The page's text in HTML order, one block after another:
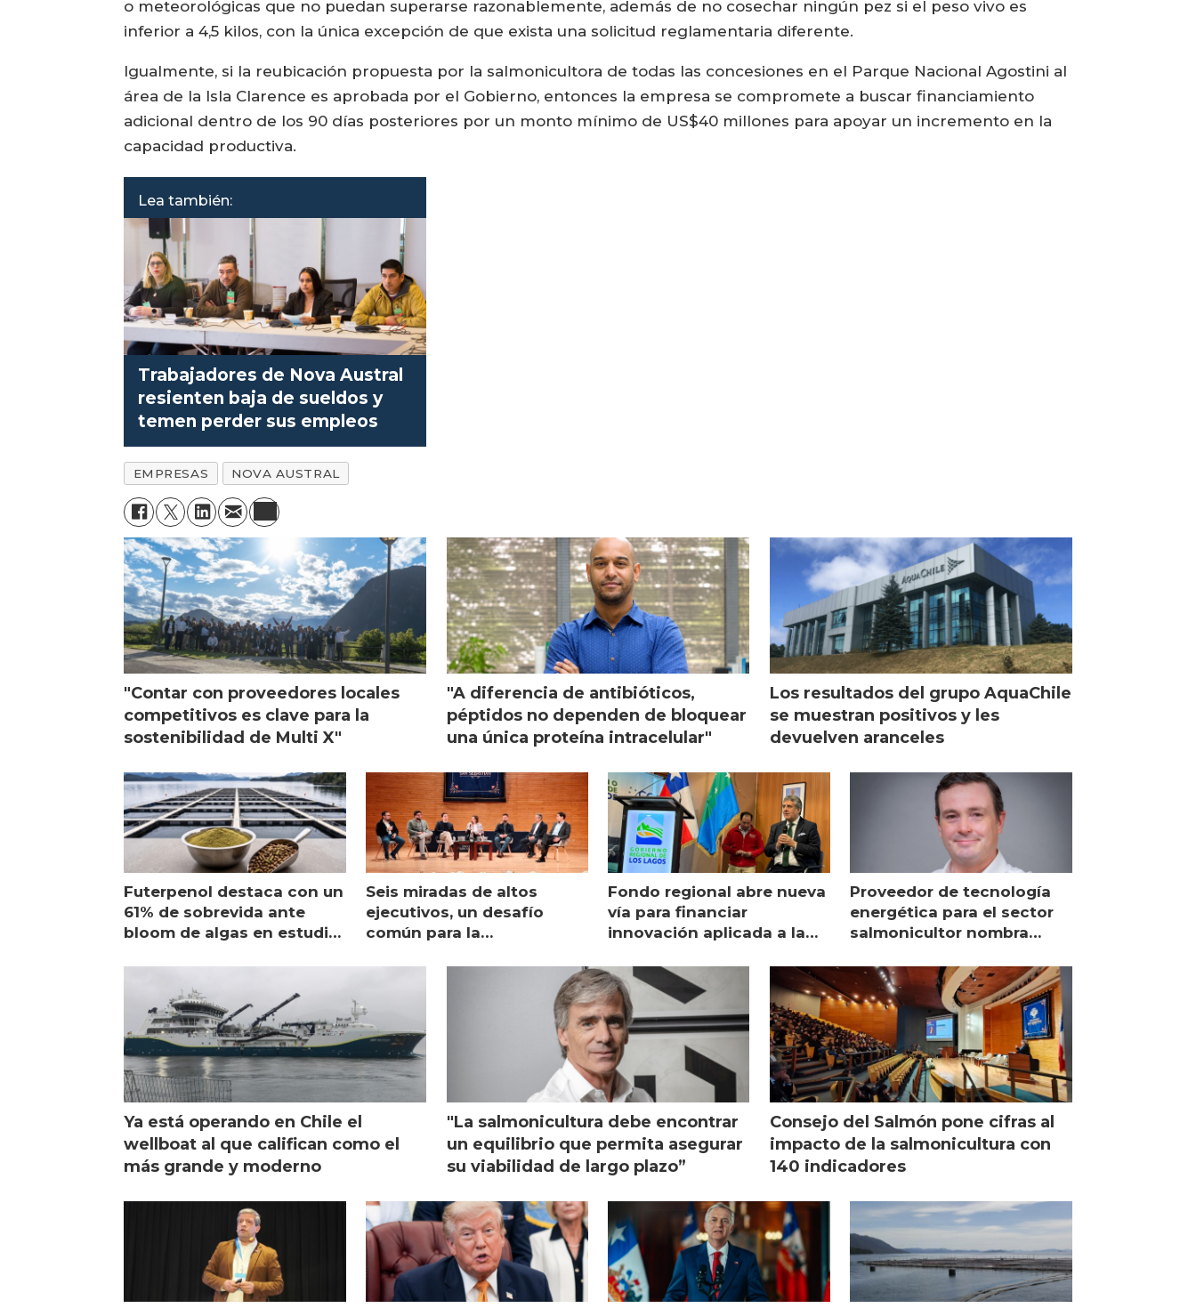
o meteorológicas que no puedan superarse razonablemente, además de no cosechar ningún pez si el peso vivo es
inferior a 4,5 kilos, con la única excepción de que exista una solicitud reglamentaria diferente.
Igualmente, si la reubicación propuesta por la salmonicultora de todas las concesiones en el Parque Nacional Agostini al
área de la Isla Clarence es aprobada por el Gobierno, entonces la empresa se compromete a buscar financiamiento
adicional dentro de los 90 días posteriores por un monto mínimo de US$40 millones para apoyar un incremento en la
capacidad productiva.
Lea también:
Trabajadores de Nova Austral
resienten baja de sueldos y
temen perder sus empleos
EMPRESAS NOVA AUSTRAL
"Contar con proveedores locales
competitivos es clave para la
sostenibilidad de Multi X"
"A diferencia de antibióticos,
péptidos no dependen de bloquear
una única proteína intracelular"
Los resultados del grupo AquaChile
se muestran positivos y les
devuelven aranceles
Futerpenol destaca con un
61% de sobrevida ante
bloom de algas en estudio
Seis miradas de altos
ejecutivos, un desafío
común para la
Fondo regional abre nueva
vía para financiar
innovación aplicada a la
Proveedor de tecnología
energética para el sector
salmonicultor nombra
Ya está operando en Chile el
wellboat al que califican como el
más grande y moderno
"La salmonicultura debe encontrar
un equilibrio que permita asegurar
su viabilidad de largo plazo”
Consejo del Salmón pone cifras al
impacto de la salmonicultura con
140 indicadores